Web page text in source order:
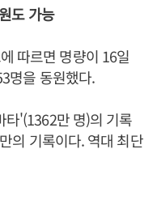
도 가능
따르면 명량이 16일
명을 동원했다.
타'(1362만 명)의 기록
의 기록이다. 역대 최단